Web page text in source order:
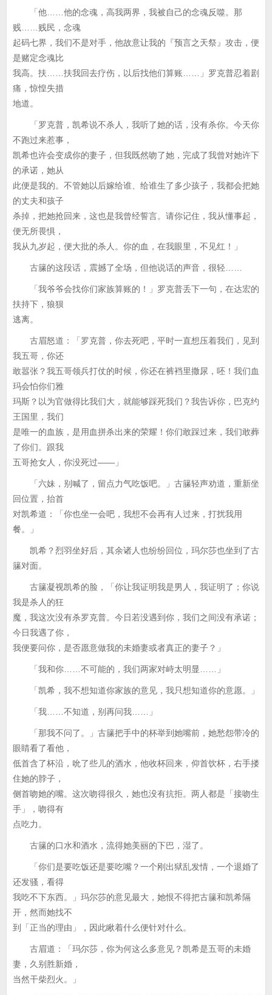
「他……他的念魂，高我两界，我被自己的念魂反噬。那
贱……贱民，念魂
起码七界，我们不是对手，他故意让我的『预言之天祭』攻击，便
是赌定念魂比
我高。扶……扶我回去疗伤，以后找他们算账……」罗克普忍着剧
痛，惊惶失措
地道。
「罗克普，凯希说不杀人，我听了她的话，没有杀你。今天你
不跑过来惹事，
凯希也许会变成你的妻子，但我既然吻了她，完成了我曾对她许下
的承诺，她从
此便是我的。不管她以后嫁给谁、给谁生了多少孩子，我都会把她
的丈夫和孩子
杀掉，把她抢回来，这也是我曾经誓言。请你记住，我从懂事起，
便无所畏惧，
我从九岁起，便大批的杀人。你的血，在我眼里，不见红！」
古籘的这段话，震撼了全场，但他说话的声音，很轻……
「我爷爷会找你们家族算账的！」罗克普丢下一句，在达宏的
扶持下，狼狈
逃离。
古眉怒道：「罗克普，你去死吧，平时一直想压着我们，见到
我五哥，你还
敢嚣张？我五哥领兵打仗的时候，你还在裤裆里撒尿，呸！我们血
玛会怕你们雅
玛斯？以为官做得比我们大，就能够踩死我们？我告诉你，巴克约
王国里，我们
是唯一的血族，是用血拼杀出来的荣耀！你们敢踩过来，我们敢葬
了你们。跟我
五哥抢女人，你没死过——」
「六妹，别喊了，留点力气吃饭吧。」古籘轻声劝道，重新坐
回位置，抬首
对凯希道：「你也坐一会吧，我想不会再有人过来，打扰我用
餐。」
凯希？烈羽坐好后，其余诸人也纷纷回位，玛尔莎也坐到了古
籘对面。
古籘凝视凯希的脸，「你让我证明我是男人，我证明了；你说
我是杀人的狂
魔，我这次没有杀罗克普。今日若没遇到你，我们之间没有承诺；
今日我遇了你，
我便要问你，是否愿意做我的未婚妻或者真正的妻子？」
「我和你……不可能的，我们两家对峙太明显……」
「凯希，我不想知道你家族的意见，我只想知道你的意愿。」
「我……不知道，别再问我……」
「那我不问了。」古籘把手中的杯举到她嘴前，她愁怨带冷的
眼睛看了看他，
低首含了杯沿，吮了些儿的酒水，他收杯回来，仰首饮杯，右手搂
住她的脖子，
侧首吻她的嘴。这次吻得很久，她也没有抗拒。两人都是「接吻生
手」，吻得有
点吃力。
古籘的口水和酒水，流得她美丽的下巴，湿了。
「你们是要吃饭还是要吃嘴？一个刚出狱乱发情，一个退婚了
还发骚，看得
我吃不下东西。」玛尔莎的意见最大，她恨不得把古籘和凯希隔
开，然而她找不
到「正当的理由」，因此瞅着什么便针对什么。
古眉道：「玛尔莎，你为何这么多意见？凯希是五哥的未婚
妻，久别胜新婚，
当然干柴烈火。」